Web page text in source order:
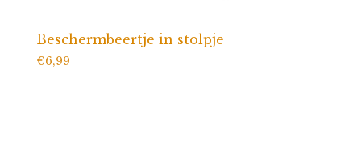
Beschermbeertje in stolpje
€6,99